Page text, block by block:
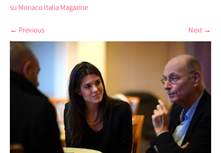
su Monaco Italia Magazine
← Previous Next →